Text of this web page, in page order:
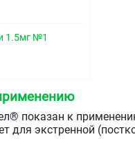
1.5мг №1
показан к
для экстренной
в случае ненадежности